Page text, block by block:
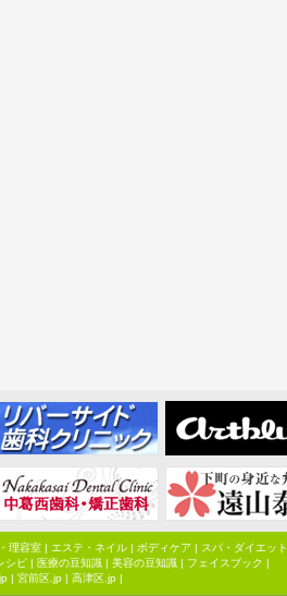
理容室| エステ・ネイル| ボディケア | スパ・ダイエット
シピ| 医療の豆知識| 美容の豆知識| フェイスブック |
| 宮前区.jp | 高津区.jp |